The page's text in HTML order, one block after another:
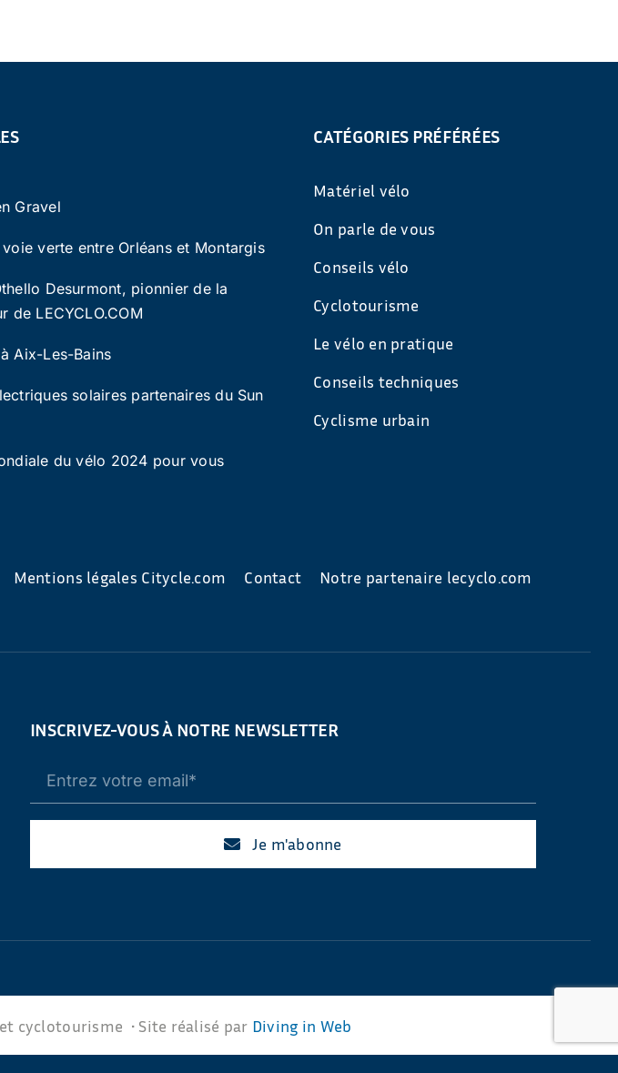
Gravel
verte entre Orléans et Montargis
Desurmont, pionnier de la
de LECYCLO.COM
Aix-Les-Bains
solaires partenaires du Sun
du vélo 2024 pour vous
CATÉGORIES PRÉFÉRÉES
Matériel vélo
On parle de vous
Conseils vélo
Cyclotourisme
Le vélo en pratique
Conseils techniques
Cyclisme urbain
Mentions légales Citycle.com Contact Notre partenaire lecyclo.com
INSCRIVEZ-VOUS À NOTRE NEWSLETTER
Je m'abonne
cyclotourisme • Site réalisé par Diving in Web